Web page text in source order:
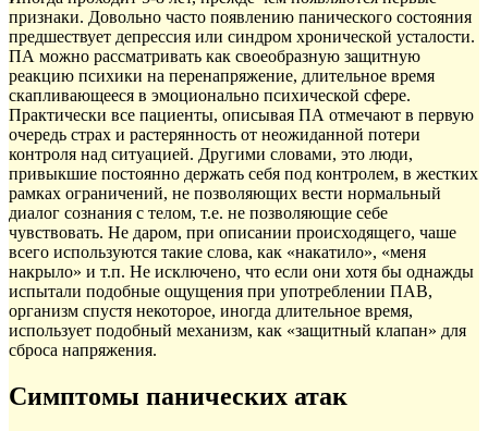
признаки. Довольно часто появлению панического состояния
предшествует депрессия или синдром хронической усталости.
ПА можно рассматривать как своеобразную защитную
реакцию психики на перенапряжение, длительное время
скапливающееся в эмоционально психической сфере.
Практически все пациенты, описывая ПА отмечают в первую
очередь страх и растерянность от неожиданной потери
контроля над ситуацией. Другими словами, это люди,
привыкшие постоянно держать себя под контролем, в жестких
рамках ограничений, не позволяющих вести нормальный
диалог сознания с телом, т.е. не позволяющие себе
чувствовать. Не даром, при описании происходящего, чаше
всего используются такие слова, как «накатило», «меня
накрыло» и т.п. Не исключено, что если они хотя бы однажды
испытали подобные ощущения при употреблении ПАВ,
организм спустя некоторое, иногда длительное время,
использует подобный механизм, как «защитный клапан» для
сброса напряжения.
Симптомы панических атак